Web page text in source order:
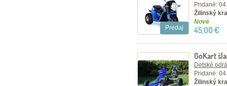
Predaj
Pridané:
Žilinský
Nové
45,00 €
GoKart
Detské
Pridané:
Žilinský